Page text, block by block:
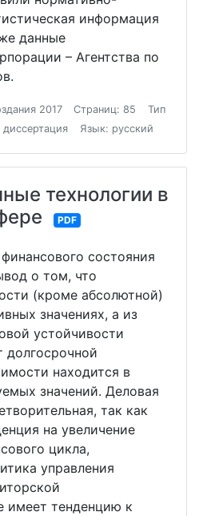
информация
данные
– Агентства по
2017 Страниц: 85
Тип
Язык: русский
технологии в
PDF
состояния
о том, что
(кроме абсолютной)
значениях, а из
устойчивости
долгосрочной
находится в
значений. Деловая
так как
на увеличение
цикла,
управления
имеет тенденцию к